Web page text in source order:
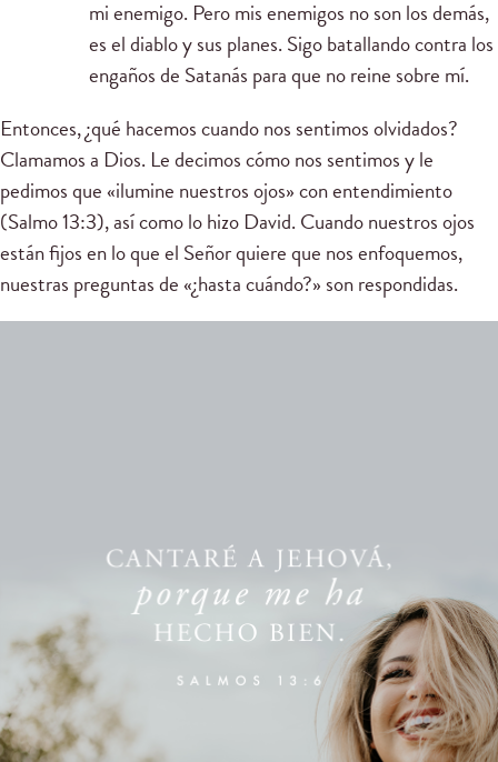
mi enemigo. Pero mis enemigos no son los demás,
es el diablo y sus planes. Sigo batallando contra los
engaños de Satanás para que no reine sobre mí.
Entonces, ¿qué hacemos cuando nos sentimos olvidados?
Clamamos a Dios. Le decimos cómo nos sentimos y le
pedimos que «ilumine nuestros ojos» con entendimiento
(Salmo 13:3), así como lo hizo David. Cuando nuestros ojos
están fijos en lo que el Señor quiere que nos enfoquemos,
nuestras preguntas de «¿hasta cuándo?» son respondidas.